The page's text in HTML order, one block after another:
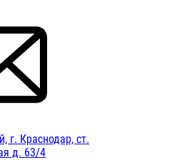
г. Краснодар, ст.
д. 63/4